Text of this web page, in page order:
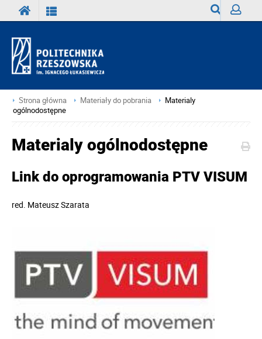
Strona główna Materiały do pobrania
Materialy
ogólnodostępne
Materialy ogólnodostępne
Link do oprogramowania PTV VISUM
red. Mateusz Szarata